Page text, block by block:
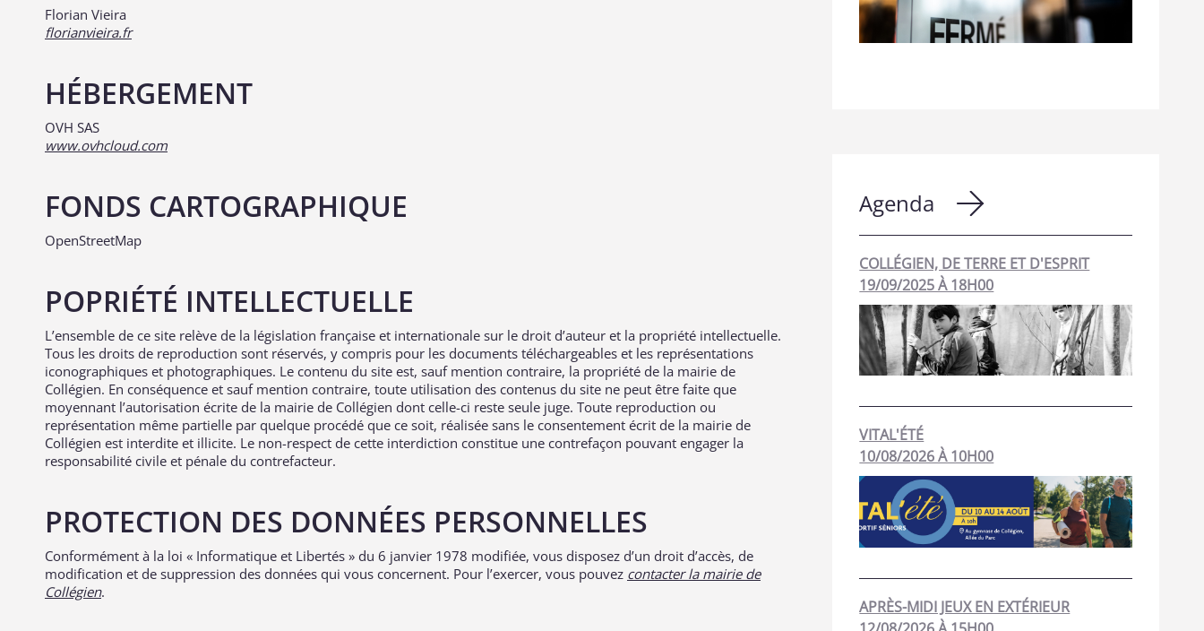
Florian Vieira
florianvieira.fr
HÉBERGEMENT
OVH SAS
www.ovhcloud.com
FONDS CARTOGRAPHIQUE
OpenStreetMap
POPRIÉTÉ INTELLECTUELLE
L’ensemble de ce site relève de la législation française et internationale sur le droit d’auteur et la propriété intellectuelle.
Tous les droits de reproduction sont réservés, y compris pour les documents téléchargeables et les représentations
iconographiques et photographiques. Le contenu du site est, sauf mention contraire, la propriété de la mairie de
Collégien. En conséquence et sauf mention contraire, toute utilisation des contenus du site ne peut être faite que
moyennant l’autorisation écrite de la mairie de Collégien dont celle-ci reste seule juge. Toute reproduction ou
représentation même partielle par quelque procédé que ce soit, réalisée sans le consentement écrit de la mairie de
Collégien est interdite et illicite. Le non-respect de cette interdiction constitue une contrefaçon pouvant engager la
responsabilité civile et pénale du contrefacteur.
PROTECTION DES DONNÉES PERSONNELLES
Conformément à la loi « Informatique et Libertés » du 6 janvier 1978 modifiée, vous disposez d’un droit d’accès, de
modification et de suppression des données qui vous concernent. Pour l’exercer, vous pouvez contacter la mairie de
Collégien.
Agenda
COLLÉGIEN, DE TERRE ET D'ESPRIT
19/09/2025 À 18H00
VITAL'ÉTÉ
10/08/2026 À 10H00
APRÈS-MIDI JEUX EN EXTÉRIEUR